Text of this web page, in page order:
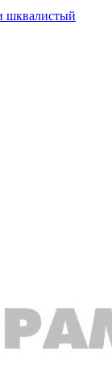
шквалистый